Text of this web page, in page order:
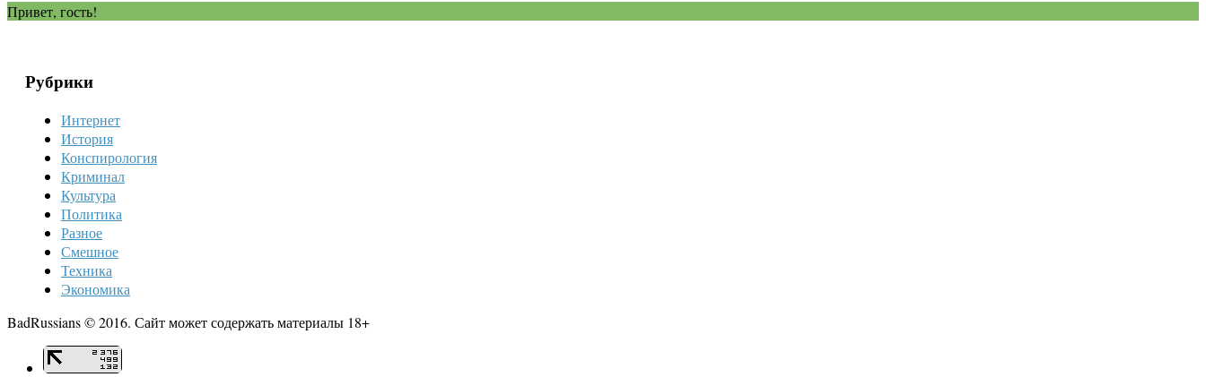
Привет, гость!
Рубрики
Интернет
История
Конспирология
Криминал
Культура
Политика
Разное
Смешное
Техника
Экономика
BadRussians © 2016. Сайт может содержать материалы 18+